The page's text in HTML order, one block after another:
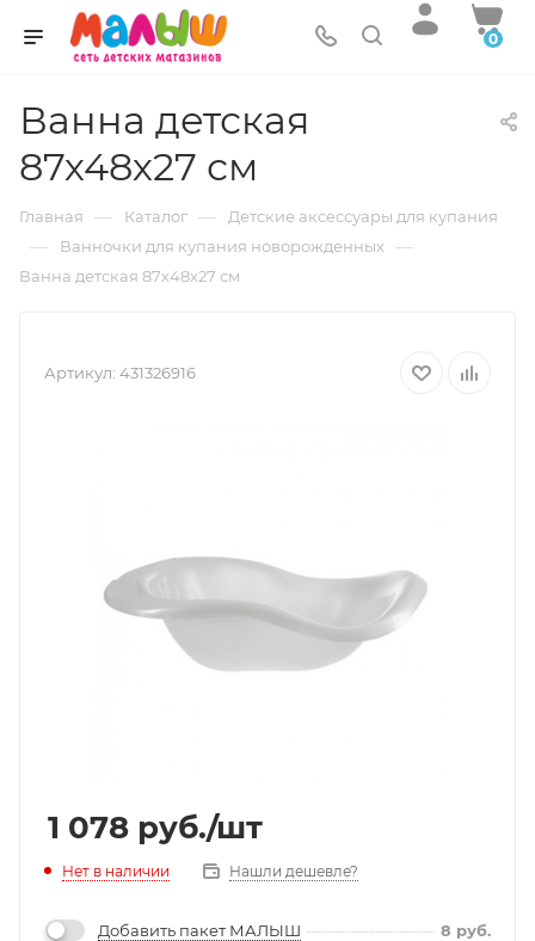
0
Ванна детская
87х48х27 см
Главная — Каталог — Детские аксессуары для купания
— Ванночки для купания новорожденных —
Ванна детская 87х48х27 см
Артикул: 431326916
1 078 руб./шт
Нет в наличии Нашли дешевле?
Добавить пакет МАЛЫШ 8 руб.